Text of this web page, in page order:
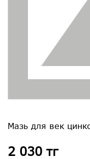
Мазь для век
2 030 тг